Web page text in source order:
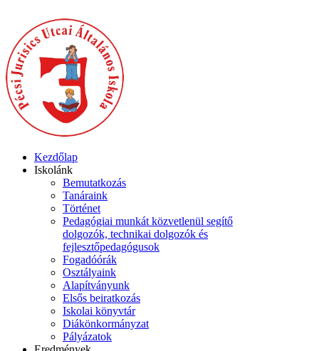
Kezdőlap
Iskolánk
Bemutatkozás
Tanáraink
Történet
Pedagógiai munkát közvetlenül segítő
dolgozók, technikai dolgozók és
fejlesztőpedagógusok
Fogadóórák
Osztályaink
Alapítványunk
Elsős beiratkozás
Iskolai könyvtár
Diákönkormányzat
Pályázatok